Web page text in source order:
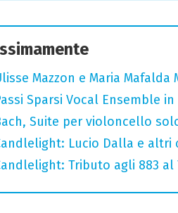
Mazzon e Maria Mafalda
Sparsi Vocal Ensemble
Suite per violoncello
Lucio Dalla e
Tributo agli 883 al